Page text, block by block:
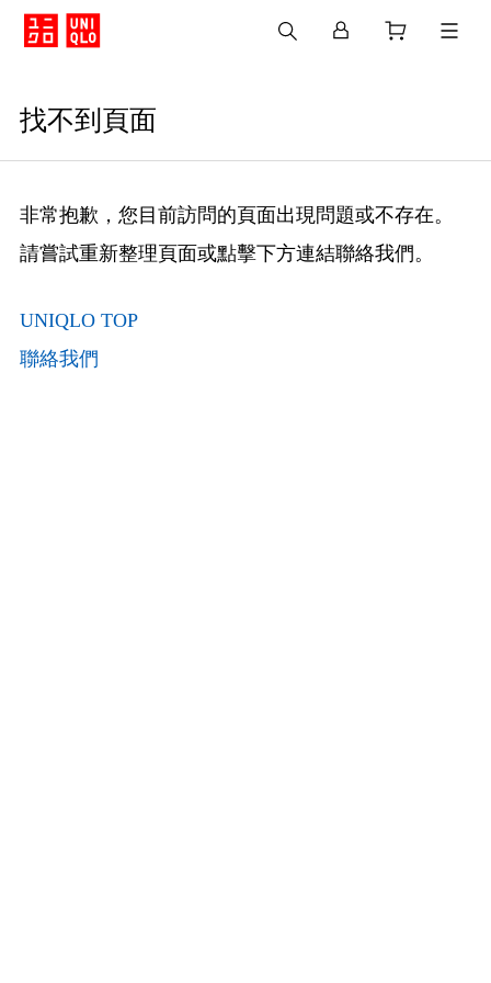
找不到頁面
非常抱歉，您目前訪問的頁面出現問題或不存在。
請嘗試重新整理頁面或點擊下方連結聯絡我們。
UNIQLO TOP
聯絡我們